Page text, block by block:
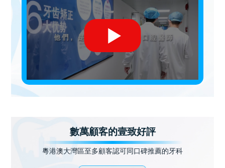
數萬顧客的壹致好評
粵港澳大灣區至多顧客認可同口碑推薦的牙科